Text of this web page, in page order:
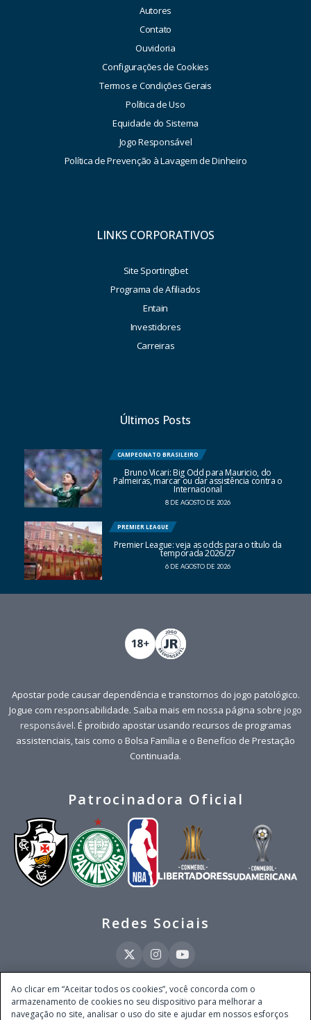
Autores
Contato
Ouvidoria
Configurações de Cookies
Termos e Condições Gerais
Política de Uso
Equidade do Sistema
Jogo Responsável
Política de Prevenção à Lavagem de Dinheiro
LINKS CORPORATIVOS
Site Sportingbet
Programa de Afiliados
Entain
Investidores
Carreiras
Últimos Posts
CAMPEONATO BRASILEIRO
Bruno Vicari: Big Odd para Mauricio, do
Palmeiras, marcar ou dar assistência contra o
Internacional
8 DE AGOSTO DE 2026
PREMIER LEAGUE
Premier League: veja as odds para o título da
temporada 2026/27
6 DE AGOSTO DE 2026
Apostar pode causar dependência e transtornos do jogo patológico.
Jogue com responsabilidade. Saiba mais em nossa página sobre jogo
responsável. É proibido apostar usando recursos de programas
assistenciais, tais como o Bolsa Família e o Benefício de Prestação
Continuada.
Patrocinadora Oficial
Redes Sociais
Este site é operado pela Ventmear Brasil LTDA (CNPJ 52.868.380/0001-84), com
endereço na Avenida Brigadeiro Faria Lima, nº 4.055, 3º andar, Itaim Bibi, no
Ao clicar em “Aceitar todos os cookies”, você concorda com o
armazenamento de cookies no seu dispositivo para melhorar a
navegação no site, analisar o uso do site e ajudar em nossos esforços